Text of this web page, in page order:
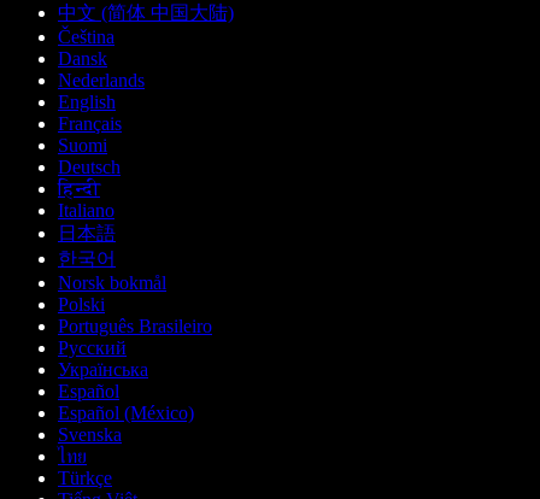
中文 (简体 中国大陆)
Čeština
Dansk
Nederlands
English
Français
Suomi
Deutsch
हिन्दी
Italiano
日本語
한국어
Norsk bokmål
Polski
Português Brasileiro
Русский
Українська
Español
Español (México)
Svenska
ไทย
Türkçe